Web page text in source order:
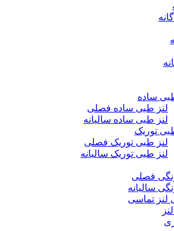
ساده
لنز طبی ساده فصلی
لنز طبی ساده سالیانه
توریک
لنز طبی توریک فصلی
لنز طبی توریک سالیانه
فصلی
سالیانه
لنز تماسی